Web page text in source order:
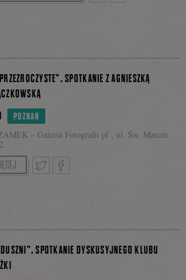
się
POZNAŃ
– Galeria Fotografii pf , ul. Św. Marcin
SPOTKANIE Z AGNIESZKĄ
Marianna Michałowska.
się
SPOTKANIE DYSKUSYJNEGO KLUBU